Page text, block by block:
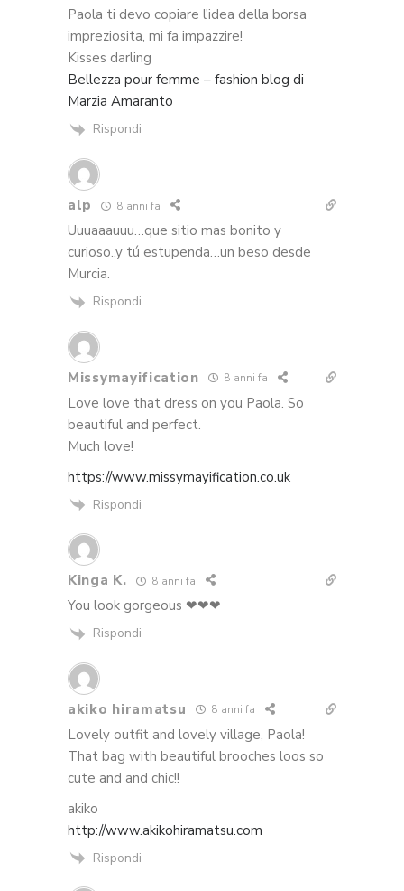
Paola ti devo copiare l'idea della borsa
impreziosita, mi fa impazzire!
Kisses darling
Bellezza pour femme – fashion blog di
Marzia Amaranto
Rispondi
alp 8 anni fa
Uuuaaauuu…que sitio mas bonito y
curioso..y tú estupenda…un beso desde
Murcia.
Rispondi
Missymayification 8 anni fa
Love love that dress on you Paola. So
beautiful and perfect.
Much love!
https://www.missymayification.co.uk
Rispondi
Kinga K. 8 anni fa
You look gorgeous ❤❤❤
Rispondi
akiko hiramatsu 8 anni fa
Lovely outfit and lovely village, Paola!
That bag with beautiful brooches loos so
cute and and chic!!
akiko
http://www.akikohiramatsu.com
Rispondi